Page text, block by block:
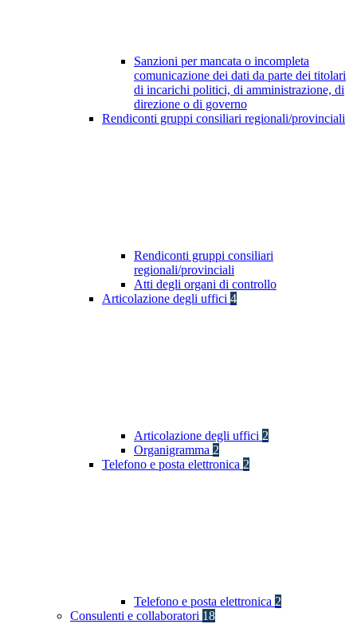
Sanzioni per mancata o incompleta
comunicazione dei dati da parte dei titolari
di incarichi politici, di amministrazione, di
direzione o di governo
Rendiconti gruppi consiliari regionali/provinciali
Rendiconti gruppi consiliari
regionali/provinciali
Atti degli organi di controllo
Articolazione degli uffici 4
Articolazione degli uffici 2
Organigramma 2
Telefono e posta elettronica 2
Telefono e posta elettronica 2
Consulenti e collaboratori 18